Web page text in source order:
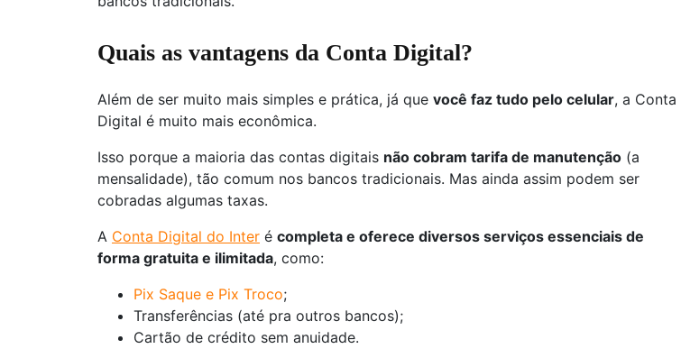
Quais as vantagens da Conta Digital?
Além de ser muito mais simples e prática, já que você faz tudo pelo celular, a Conta
Digital é muito mais econômica.
Isso porque a maioria das contas digitais não cobram tarifa de manutenção (a
mensalidade), tão comum nos bancos tradicionais. Mas ainda assim podem ser
cobradas algumas taxas.
A Conta Digital do Inter é completa e oferece diversos serviços essenciais de
forma gratuita e ilimitada, como:
Pix Saque e Pix Troco;
Transferências (até pra outros bancos);
Cartão de crédito sem anuidade.